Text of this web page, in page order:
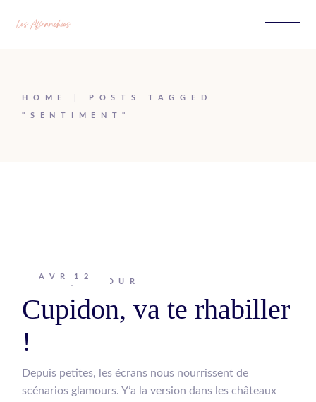
contenu
HOME POSTS TAGGED
"SENTIMENT"
AVR 12
Johanna AMOUR
Cupidon, va te rhabiller
!
Depuis petites, les écrans nous nourrissent de
scénarios glamours. Y’a la version dans les châteaux